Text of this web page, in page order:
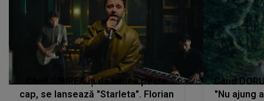
Când IUBIREA îți dă lumea peste
cap, se lansează "Starleta". Florian
Când
"Nu ajung